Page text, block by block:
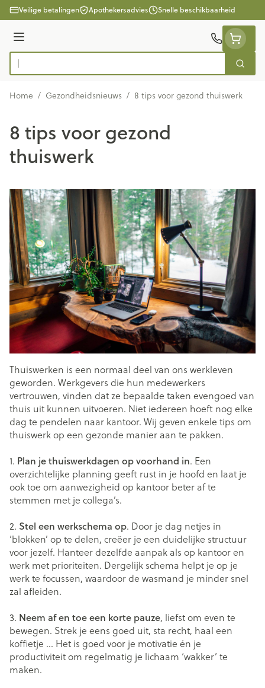
Ga naar de inhoud
Veilige betalingen Apothekersadvies Snelle beschikbaarheid
Menu
Product, merk, categorie...
Zoek
Home / Gezondheidsnieuws / 8 tips voor gezond thuiswerk
8 tips voor gezond
thuiswerk
Thuiswerken is een normaal deel van ons werkleven
geworden. Werkgevers die hun medewerkers
vertrouwen, vinden dat ze bepaalde taken evengoed van
thuis uit kunnen uitvoeren. Niet iedereen hoeft nog elke
dag te pendelen naar kantoor. Wij geven enkele tips om
thuiswerk op een gezonde manier aan te pakken.
1. Plan je thuiswerkdagen op voorhand in. Een
overzichtelijke planning geeft rust in je hoofd en laat je
ook toe om aanwezigheid op kantoor beter af te
stemmen met je collega’s.
2. Stel een werkschema op. Door je dag netjes in
‘blokken’ op te delen, creëer je een duidelijke structuur
voor jezelf. Hanteer dezelfde aanpak als op kantoor en
werk met prioriteiten. Dergelijk schema helpt je op je
werk te focussen, waardoor de wasmand je minder snel
zal afleiden.
3. Neem af en toe een korte pauze, liefst om even te
bewegen. Strek je eens goed uit, sta recht, haal een
koffietje … Het is goed voor je motivatie én je
productiviteit om regelmatig je lichaam ‘wakker’ te
maken.